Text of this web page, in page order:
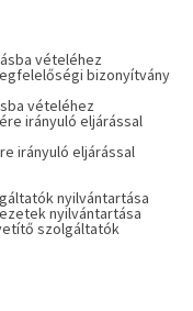
vételéhez
bizonyítvány
vételéhez
irányuló eljárással
irányuló eljárással
nyilvántartása
nyilvántartása
szolgáltatók